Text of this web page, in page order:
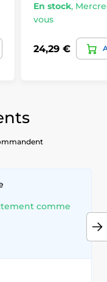
En stock,
vous
24,29 €
comme